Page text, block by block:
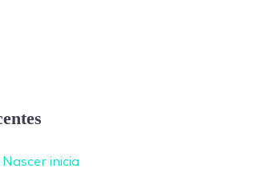
inicia